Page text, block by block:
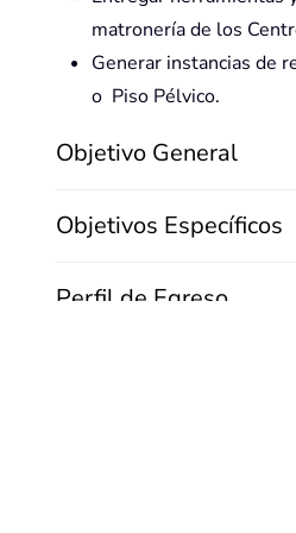
matronería de los
Generar instancias de
o Piso Pélvico.
Objetivo General
Objetivos Específicos
Perfil de Egreso